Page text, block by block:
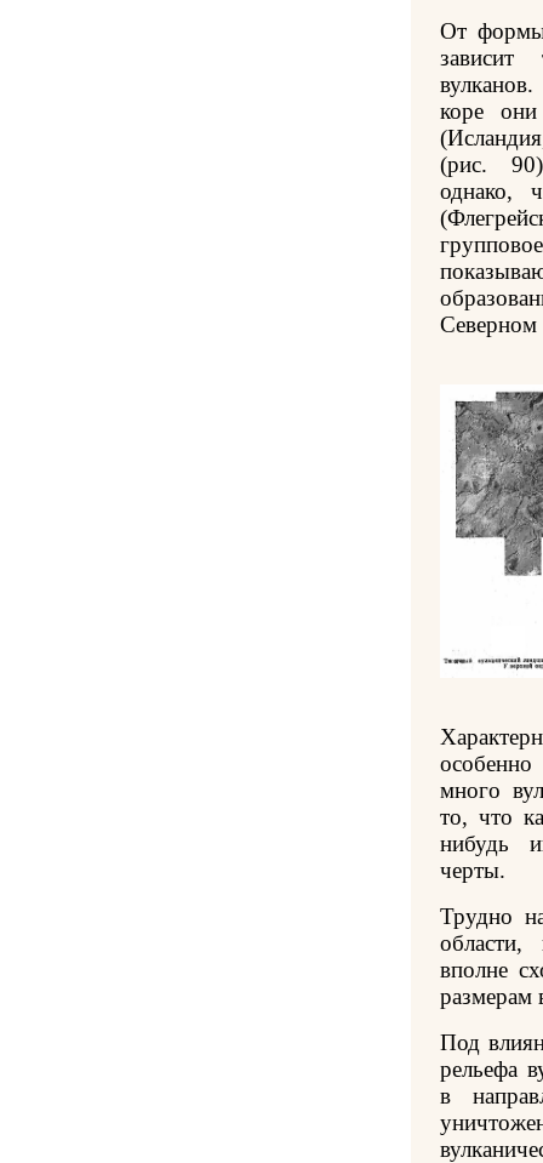
От формы
коре они
(рис.
однако,
Северном
много
то, что
нибудь
черты.
Трудно
вполне
размерам
Под
рельефа
в